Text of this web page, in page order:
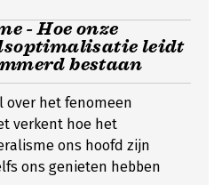
- Hoe onze
leidt
bestaan
over het fenomeen
verkent hoe het
ons hoofd zijn
ons genieten hebben